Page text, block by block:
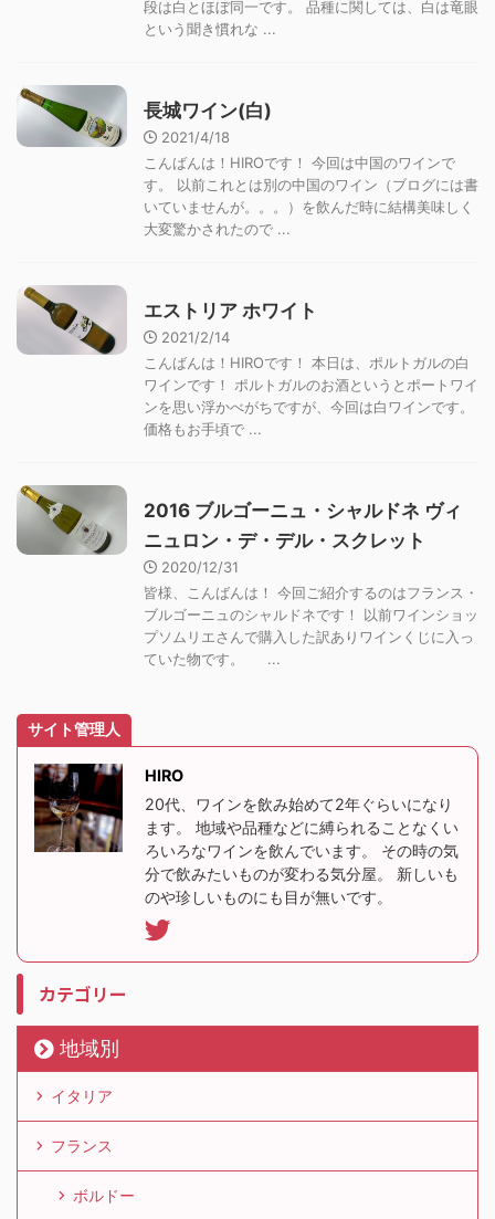
段は白とほぼ同一です。 品種に関しては、白は竜眼
という聞き慣れな ...
長城ワイン(白)
2021/4/18
こんばんは！HIROです！ 今回は中国のワインで
す。 以前これとは別の中国のワイン（ブログには書
いていませんが。。。）を飲んだ時に結構美味しく
大変驚かされたので ...
エストリア ホワイト
2021/2/14
こんばんは！HIROです！ 本日は、ポルトガルの白
ワインです！ ポルトガルのお酒というとポートワイ
ンを思い浮かべがちですが、今回は白ワインです。
価格もお手頃で ...
2016 ブルゴーニュ・シャルドネ ヴィ
ニュロン・デ・デル・スクレット
2020/12/31
皆様、こんばんは！ 今回ご紹介するのはフランス・
ブルゴーニュのシャルドネです！ 以前ワインショッ
プソムリエさんで購入した訳ありワインくじに入っ
ていた物です。 ...
サイト管理人
HIRO
20代、ワインを飲み始めて2年ぐらいになり
ます。 地域や品種などに縛られることなくい
ろいろなワインを飲んでいます。 その時の気
分で飲みたいものが変わる気分屋。 新しいも
のや珍しいものにも目が無いです。
カテゴリー
地域別
イタリア
フランス
ボルドー